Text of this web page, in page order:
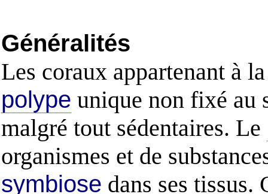
Généralités
Les coraux appartenant à
polype unique non fixé au
malgré tout sédentaires. Le
organismes et de
symbiose dans ses tissus.